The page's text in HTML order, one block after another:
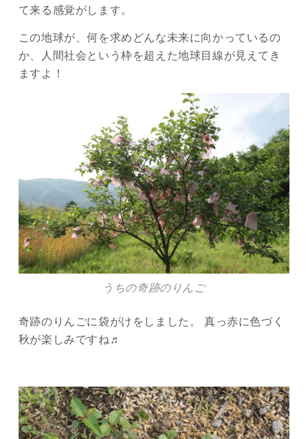
て来る感覚がします。
この地球が、何を求めどんな未来に向かっているの
か、人間社会という枠を超えた地球目線が見えてき
ますよ！
うちの奇跡のりんご
奇跡のりんごに袋がけをしました。 真っ赤に色づく
秋が楽しみですね♬